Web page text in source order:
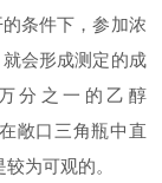
条件下，参加浓
会形成测定的成
分之一的乙醇
敞口三角瓶中直
为可观的。